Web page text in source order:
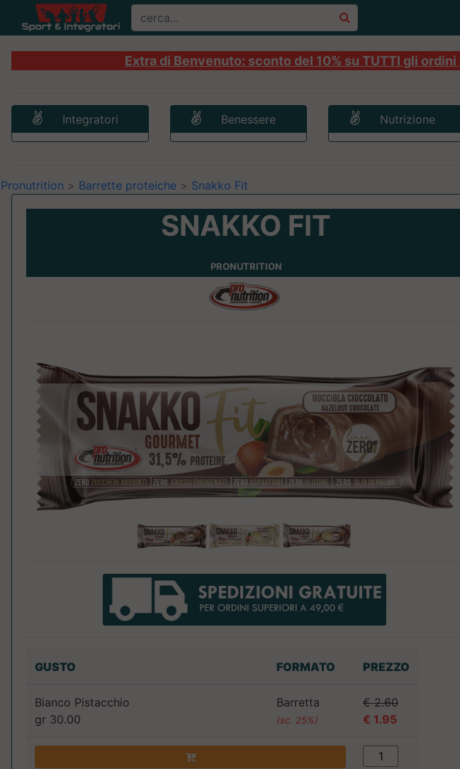
Extra di Benvenuto: sconto del 10% su TUTTI gli
Integratori Benessere Nutrizione
Pronutrition > Barrette proteiche > Snakko Fit
SNAKKO FIT
PRONUTRITION
GUSTO FORMATO PREZZO
Bianco Pistacchio
gr 30.00
Barretta
(sc. 25%)
€ 2.60
€ 1.95